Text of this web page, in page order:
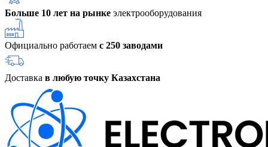
Больше 10 лет на рынке электрооборудования
Официально работаем с 250 заводами
Доставка в любую точку Казахстана